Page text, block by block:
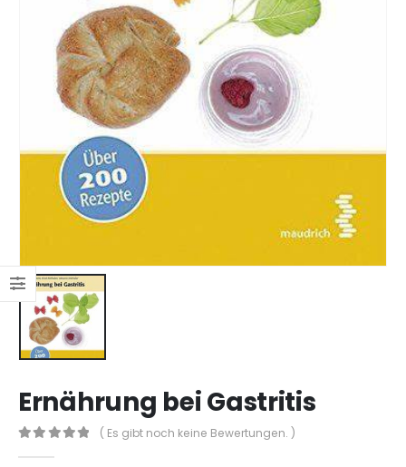
Ernährung bei Gastritis
( Es gibt noch keine Bewertungen. )